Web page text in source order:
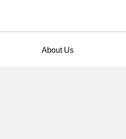
About Us